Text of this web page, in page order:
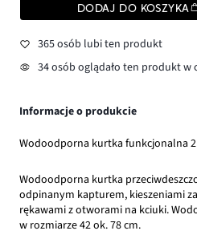
DODAJ DO KOSZYKA
365 osób lubi ten produkt
34 osób oglądało ten produkt w
Informacje o produkcie
Wodoodporna kurtka funkcjonalna
Wodoodporna kurtka
odpinanym kapturem, kieszeniami
rękawami z otworami na kciuki.
w rozmiarze 42 ok. 78 cm.